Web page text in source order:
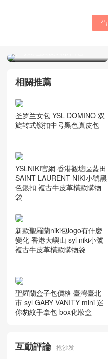

相關推薦
圣罗兰女包 YSL DOMINO 双
旋转式锁扣中号黑色真皮包
YSLNIKI官網 香港觀塘區藍田
SAINT LAURENT NIKI小號黑
色銀扣 複古牛皮革橫款購物
袋
新款聖羅蘭niki包logo有什麽
變化 香港大嶼山 syl niki小號
複古牛皮革橫款購物袋
聖羅蘭盒子包價格 臺灣臺北
市 syl GABY VANITY mini 迷
你豹紋手拿包 box化妝盒
互動評論 抢沙发